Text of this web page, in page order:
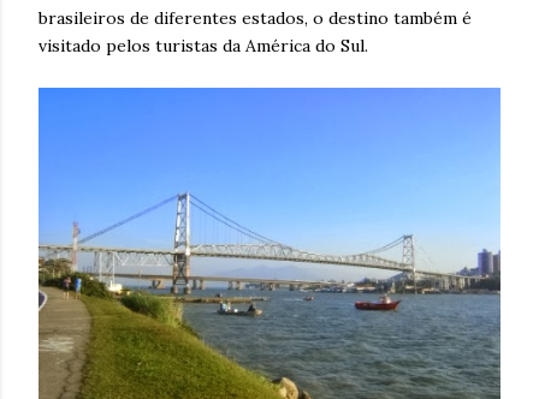
brasileiros de diferentes estados, o destino também é
visitado pelos turistas da América do Sul.